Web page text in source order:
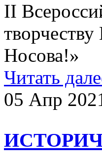
II
Носова!»
Читать
05 Апр